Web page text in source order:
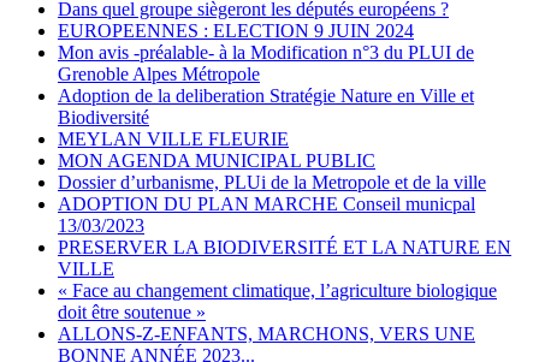
Dans quel groupe siègeront les députés européens ?
EUROPEENNES : ELECTION 9 JUIN 2024
Mon avis -préalable- à la Modification n°3 du PLUI de
Grenoble Alpes Métropole
Adoption de la deliberation Stratégie Nature en Ville et
Biodiversité
MEYLAN VILLE FLEURIE
MON AGENDA MUNICIPAL PUBLIC
Dossier d’urbanisme, PLUi de la Metropole et de la ville
ADOPTION DU PLAN MARCHE Conseil municpal
13/03/2023
PRESERVER LA BIODIVERSITÉ ET LA NATURE EN
VILLE
« Face au changement climatique, l’agriculture biologique
doit être soutenue »
ALLONS-Z-ENFANTS, MARCHONS, VERS UNE
BONNE ANNÉE 2023...